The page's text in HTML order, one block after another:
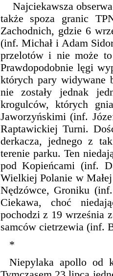
Najciekawsza
także spoza granic
Zachodnich, gdzie 6
(inf. Michał i Adam
przelotów i nie może
Prawdopodobnie lęgi
których pary widywane
nie zostały jednak
krogulców, których
Jaworzyńskimi (inf.
Raptawickiej Turni.
derkacza, jednego z
terenie parku. Ten
pod Kopieńcami (inf.
Wielkiej Polanie w
Nędzówce, Groniku
Ciekawa, choć
pochodzi z 19 września
samców cietrzewia (inf.
*
Niepylaka apollo od